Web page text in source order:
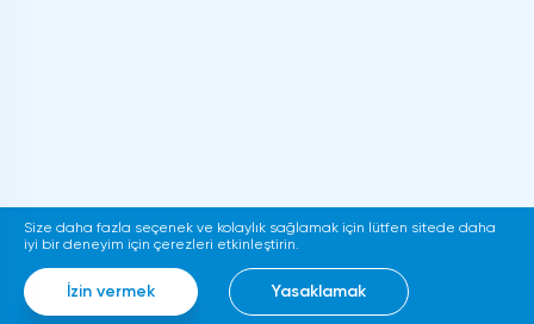
Size daha fazla seçenek ve kolaylık sağlamak için lütfen sitede daha
iyi bir deneyim için çerezleri etkinleştirin.
İzin vermek Yasaklamak